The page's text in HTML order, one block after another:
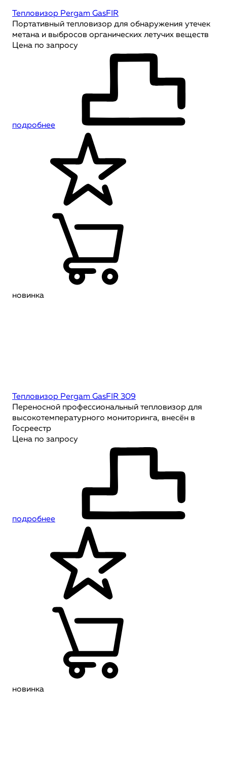
Тепловизор Pergam GasFIR
Портативный тепловизор для обнаружения утечек
метана и выбросов органических летучих веществ
Цена по запросу
подробнее
новинка
Тепловизор Pergam GasFIR 309
Переносной профессиональный тепловизор для
высокотемпературного мониторинга, внесён в
Госреестр
Цена по запросу
подробнее
новинка